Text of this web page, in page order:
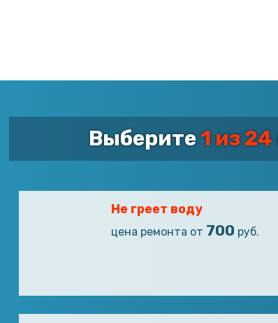
Выберите1 из 24
Не греет воду
цена ремонта от 700 руб.